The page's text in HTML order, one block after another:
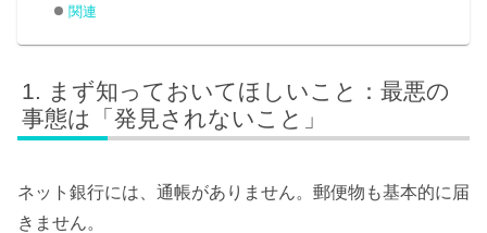
関連
まず知っておいてほしいこと：最悪の
事態は「発見されないこと」
ネット銀行には、通帳がありません。郵便物も基本的に届
きません。